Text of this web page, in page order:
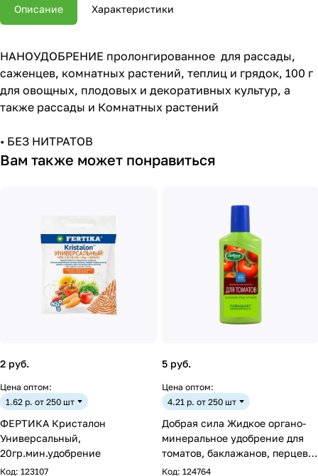
Описание Характеристики
НАНОУДОБРЕНИЕ пролонгированное для рассады,
саженцев, комнатных растений, теплиц и грядок, 100 г
для овощных, плодовых и декоративных культур, а
также рассады и Комнатных растений
• БЕЗ НИТРАТОВ
Вам также может понравиться
2 руб.
Цена оптом:
1.62 р. от 250 шт
ФЕРТИКА Кристалон
Универсальный,
20гр.мин.удобрение
Код: 123107
5 руб.
Цена оптом:
4.21 р. от 250 шт
Добрая сила Жидкое органо-
минеральное удобрение для
томатов, баклажанов, перцев,
фл. 250 мл
Код: 124764